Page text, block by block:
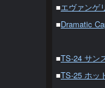
■エヴァンゲ
■Dramatic
■TS-24 サン
■TS-25 ホッ